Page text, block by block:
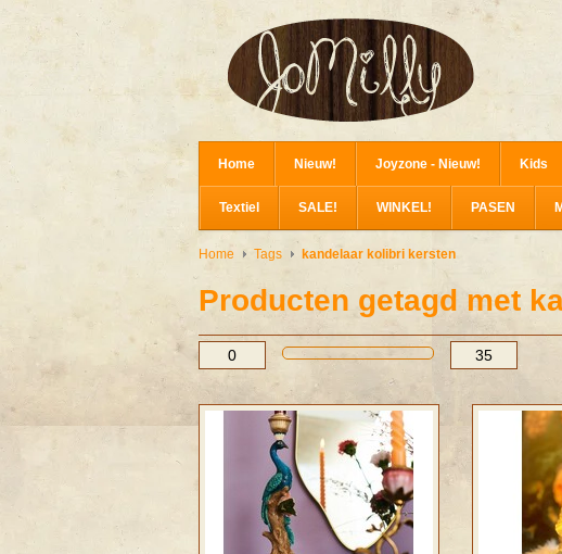
Home Nieuw! Joyzone - Nieuw! Kids
Textiel SALE! WINKEL! PASEN
Home Tags kandelaar kolibri kersten
Producten getagd met